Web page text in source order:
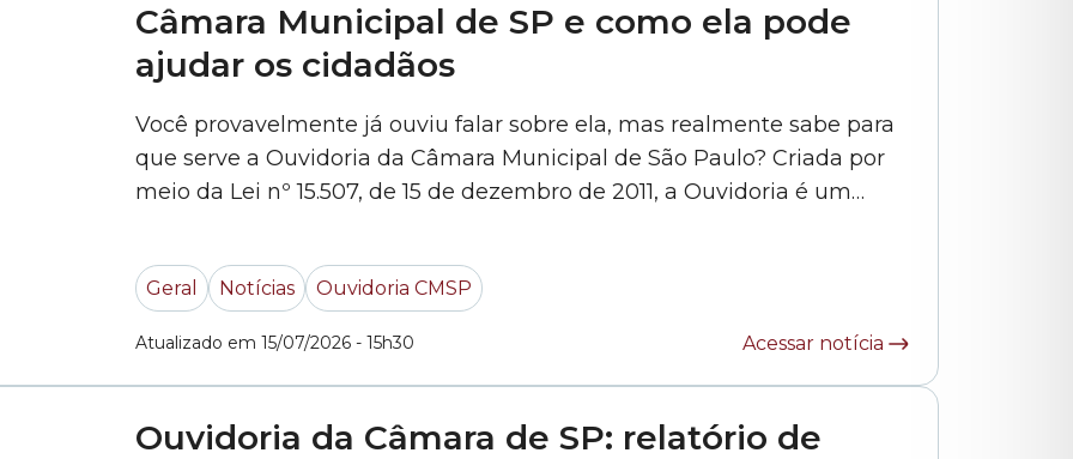
Câmara Municipal de SP e como ela pode
ajudar os cidadãos
Você provavelmente já ouviu falar sobre ela, mas realmente sabe para
que serve a Ouvidoria da Câmara Municipal de São Paulo? Criada por
meio da Lei nº 15.507, de 15 de dezembro de 2011, a Ouvidoria é um
Paulo. Por meio deste canal,... »
Geral Notícias Ouvidoria CMSP
Atualizado em 15/07/2026 - 15h30 Acessar notícia
Ouvidoria da Câmara de SP: relatório de